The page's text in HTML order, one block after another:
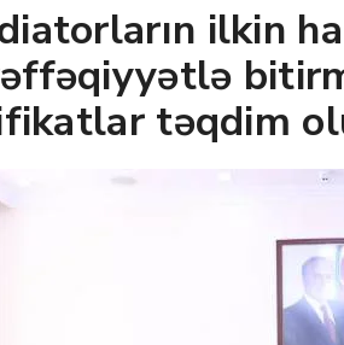
ilkin
təqdim